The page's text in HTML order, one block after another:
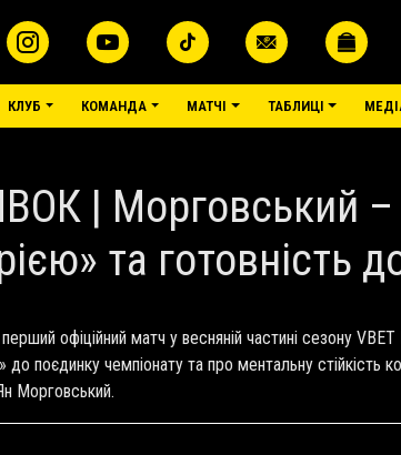
КЛУБ КОМАНДА МАТЧІ ТАБЛИЦІ
| Морговський –
та готовність
офіційний матч у весняній частині сезону
до поєдинку чемпіонату та про ментальну
Морговський.